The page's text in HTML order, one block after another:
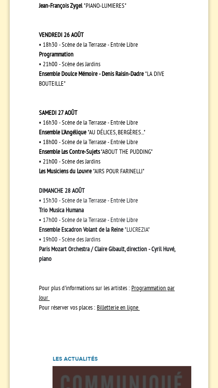
Jean-François Zygel"PIANO-LUMIERES"
VENDREDI 26 AOÛT
• 18h30 - Scène de la Terrasse - Entrée Libre
Programmation
• 21h00 - Scène des Jardins
Ensemble Doulce Mémoire - Denis Raisin-Dadre"LA DIVE
BOUTEILLE"
SAMEDI 27 AOÛT
• 16h30 - Scène de la Terrasse - Entrée Libre
Ensemble L'Angélique"AU DÉLICES, BERGÈRES..."
• 18h00 - Scène de la Terrasse - Entrée Libre
Ensemble Les Contre-Sujets"ABOUT THE PUDDING"
• 21h00 - Scène des Jardins
Les Musiciens du Louvre"AIRS POUR FARINELLI"
DIMANCHE 28 AOÛT
• 15h30 - Scène de la Terrasse - Entrée Libre
Trio Musica Humana
• 17h00 - Scène de la Terrasse - Entrée Libre
Ensemble Escadron Volant de la Reine"LUCREZIA"
• 19h00 - Scène des Jardins
Paris Mozart Orchestra / Claire Gibault, direction - Cyril Huvé,
piano
Pour plus d'informations sur les artistes :Programmation par
Jour
Pour réserver vos places :Billetterie en ligne
LES ACTUALITÉS